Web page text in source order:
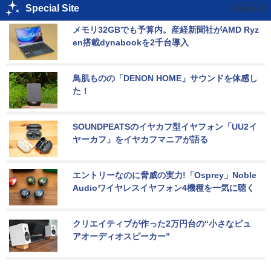
Special Site
メモリ32GBでも予算内。産経新聞社がAMD Ryz
en搭載dynabookを2千台導入
鳥肌ものの「DENON HOME」サウンドを体感し
た！
SOUNDPEATSのイヤカフ型イヤフォン「UU2イ
ヤーカフ」をイヤカフマニアが語る
エントリーなのに脅威の実力!「Osprey」Noble
Audioワイヤレスイヤフォン4機種を一気に聴く
クリエイティブが作った2万円台の“小さなピュ
アオーディオスピーカー”